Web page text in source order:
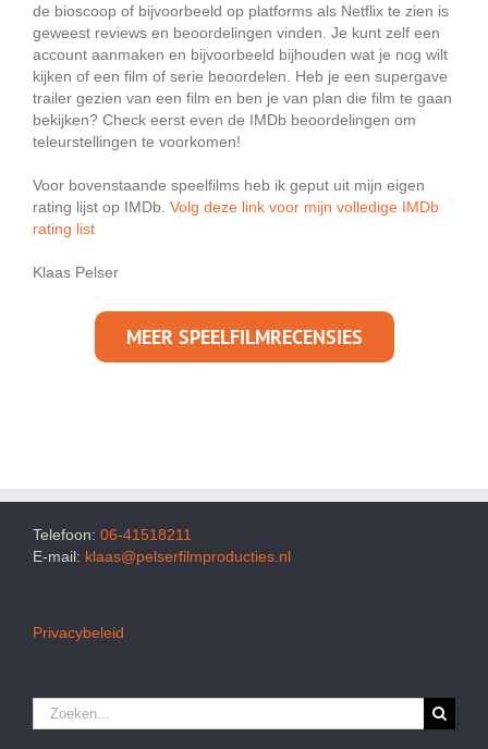
de bioscoop of bijvoorbeeld op platforms als Netflix te zien is
geweest reviews en beoordelingen vinden. Je kunt zelf een
account aanmaken en bijvoorbeeld bijhouden wat je nog wilt
kijken of een film of serie beoordelen. Heb je een supergave
trailer gezien van een film en ben je van plan die film te gaan
bekijken? Check eerst even de IMDb beoordelingen om
teleurstellingen te voorkomen!
Voor bovenstaande speelfilms heb ik geput uit mijn eigen
rating lijst op IMDb. Volg deze link voor mijn volledige IMDb
rating list
Klaas Pelser
MEER SPEELFILMRECENSIES
Telefoon: 06-41518211
E-mail: klaas@pelserfilmproducties.nl
Privacybeleid
Zoeken
naar: